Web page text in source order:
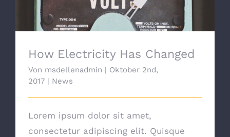
How Electricity Has Changed
Von msdellenadmin | Oktober 2nd,
2017 | News
Lorem ipsum dolor sit amet,
consectetur adipiscing elit. Quisque